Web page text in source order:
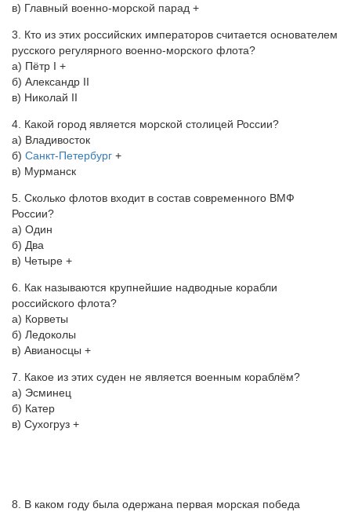
в) Главный военно-морской парад +
3. Кто из этих российских императоров считается основателем
русского регулярного военно-морского флота?
а) Пётр I +
б) Александр II
в) Николай II
4. Какой город является морской столицей России?
а) Владивосток
б) Санкт-Петербург +
в) Мурманск
5. Сколько флотов входит в состав современного ВМФ
России?
а) Один
б) Два
в) Четыре +
6. Как называются крупнейшие надводные корабли
российского флота?
а) Корветы
б) Ледоколы
в) Авианосцы +
7. Какое из этих суден не является военным кораблём?
а) Эсминец
б) Катер
в) Сухогруз +
8. В каком году была одержана первая морская победа